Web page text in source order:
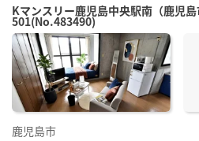
Kマンスリー鹿児島中央駅南（鹿児
501(No.483490)
鹿児島市